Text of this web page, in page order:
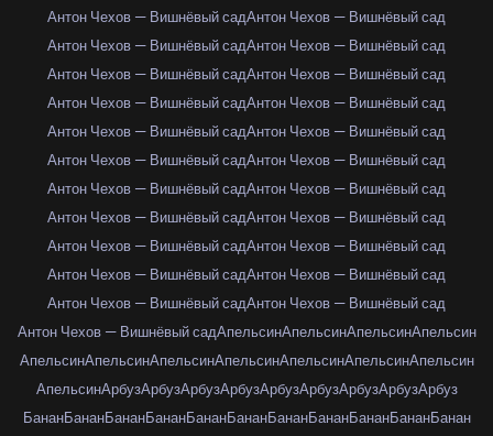
Антон Чехов — Вишнёвый садАнтон Чехов — Вишнёвый сад
Антон Чехов — Вишнёвый садАнтон Чехов — Вишнёвый сад
Антон Чехов — Вишнёвый садАнтон Чехов — Вишнёвый сад
Антон Чехов — Вишнёвый садАнтон Чехов — Вишнёвый сад
Антон Чехов — Вишнёвый садАнтон Чехов — Вишнёвый сад
Антон Чехов — Вишнёвый садАнтон Чехов — Вишнёвый сад
Антон Чехов — Вишнёвый садАнтон Чехов — Вишнёвый сад
Антон Чехов — Вишнёвый садАнтон Чехов — Вишнёвый сад
Антон Чехов — Вишнёвый садАнтон Чехов — Вишнёвый сад
Антон Чехов — Вишнёвый садАнтон Чехов — Вишнёвый сад
Антон Чехов — Вишнёвый садАнтон Чехов — Вишнёвый сад
Антон Чехов — Вишнёвый садАпельсинАпельсинАпельсинАпельсин
АпельсинАпельсинАпельсинАпельсинАпельсинАпельсинАпельсин
АпельсинАрбузАрбузАрбузАрбузАрбузАрбузАрбузАрбузАрбуз
БананБананБананБананБананБананБананБананБананБананБанан